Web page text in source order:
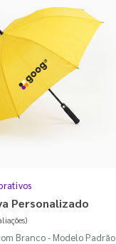
Personalizado
Branco - Modelo Padrão